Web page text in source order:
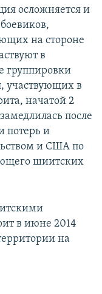
осложняется и
на стороне
в
группировки
участвующих в
начатой 2
после
потерь и
и США по
шиитских
в июне 2014
на